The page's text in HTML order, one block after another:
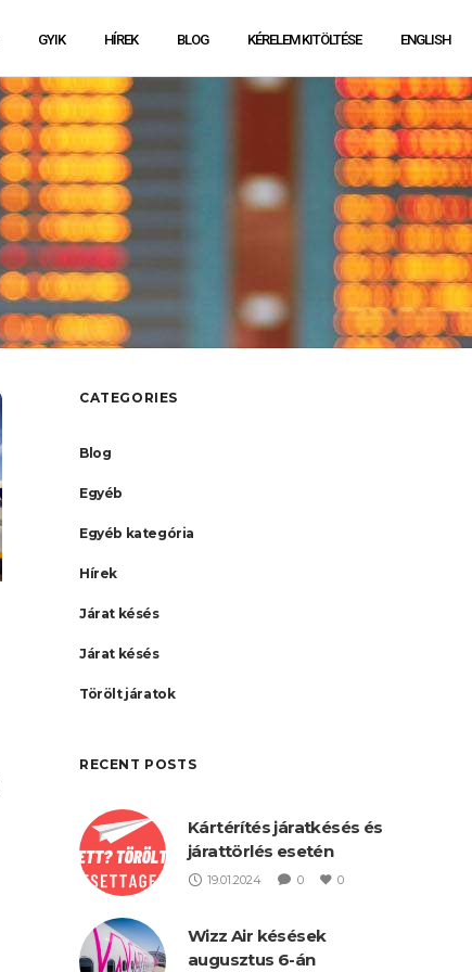
GYIK HÍREK BLOG KÉRELEM KITÖLTÉSE ENGLISH
CATEGORIES
Blog
Egyéb
Egyéb kategória
Hírek
Járat késés
Járat késés
Törölt járatok
RECENT POSTS
Kártérítés járatkésés és
járattörlés esetén
19.01.2024 0 0
Wizz Air késések
augusztus 6-án